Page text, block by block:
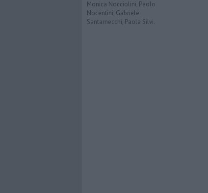
Monica Nocciolini, Paolo
Nocentini, Gabriele
Santarnecchi, Paola Silvi.